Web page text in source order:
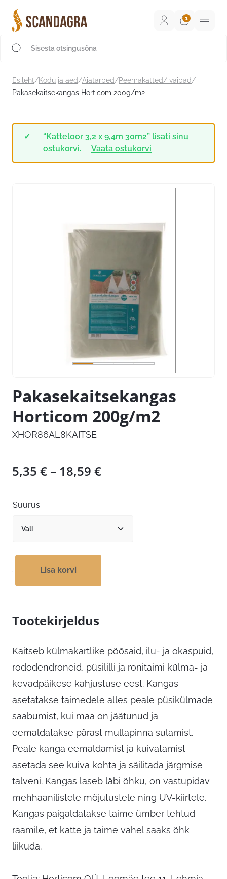
sisu
juurde
Esileht/Kodu ja aed/Aiatarbed/Peenrakatted/ vaibad/
Pakasekaitsekangas Horticom 200g/m2
“Katteloor 3,2 x 9,4m 30m2” lisati sinu
ostukorvi.
Vaata ostukorvi
Pakasekaitsekangas
Horticom 200g/m2
XHOR86AL8KAITSE
5,35 € – 18,59 €Hinnavahemik:
Suurus
Lisa korvi
Tootekirjeldus
Kaitseb külmakartlike põõsaid, ilu- ja okaspuid,
rododendroneid, püsililli ja ronitaimi külma- ja
kevadpäikese kahjustuse eest. Kangas
asetatakse taimedele alles peale püsikülmade
saabumist, kui maa on jäätunud ja
eemaldatakse pärast mullapinna sulamist.
Peale kanga eemaldamist ja kuivatamist
asetada see kuiva kohta ja säilitada järgmise
talveni. Kangas laseb läbi õhku, on vastupidav
mehhaanilistele mõjutustele ning UV-kiirtele.
Kangas paigaldatakse taime ümber tehtud
raamile, et katte ja taime vahel saaks õhk
liikuda.